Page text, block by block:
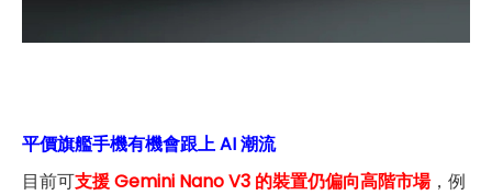
平價旗艦手機有機會跟上 AI 潮流
目前可支援 Gemini Nano V3 的裝置仍偏向高階市場，例